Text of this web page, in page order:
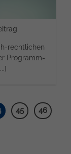
rechtlichen
Programm-
45 46